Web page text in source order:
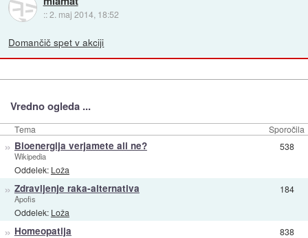
::2. maj 2014, 18:52
Domančič spet v akciji
Vredno ogleda ...
Tema Sporočila
» Bioenergija verjamete ali ne?
Wikipedia
Oddelek: Loža
538
» Zdravljenje raka-alternativa
Apofis
Oddelek: Loža
184
» Homeopatija 838